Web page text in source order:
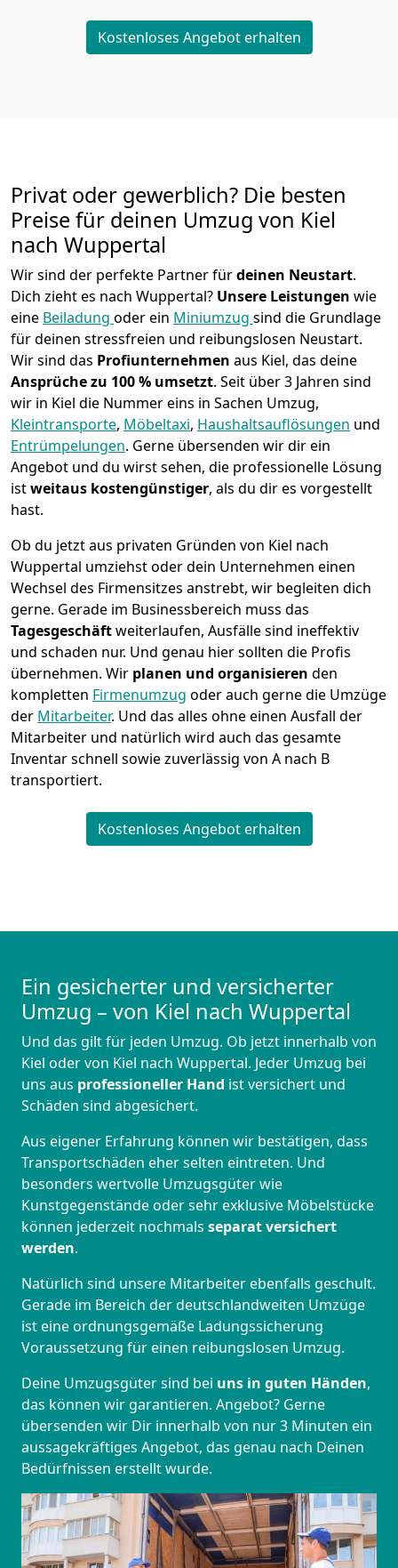
Kostenloses Angebot erhalten
Privat oder gewerblich? Die besten
Preise für deinen Umzug von Kiel
nach Wuppertal
Wir sind der perfekte Partner fürdeinen Neustart.
Dich zieht es nach Wuppertal? Unsere Leistungen wie
eine Beiladung oder ein Miniumzug sind die Grundlage
für deinen stressfreien und reibungslosen Neustart.
Wir sind das Profiunternehmen aus Kiel, das deine
Ansprüche zu 100 % umsetzt. Seit über 3 Jahren sind
wir in Kiel die Nummer eins in Sachen Umzug,
Kleintransporte, Möbeltaxi, Haushaltsauflösungen und
Entrümpelungen. Gerne übersenden wir dir ein
Angebot und du wirst sehen, die professionelle Lösung
istweitaus kostengünstiger, als du dir es vorgestellt
hast.
Ob du jetzt aus privaten Gründen von Kiel nach
Wuppertal umziehst oder dein Unternehmen einen
Wechsel des Firmensitzes anstrebt, wir begleiten dich
gerne. Gerade im Businessbereich muss das
Tagesgeschäftweiterlaufen, Ausfälle sind ineffektiv
und schaden nur. Und genau hier sollten die Profis
übernehmen. Wir planen und organisieren den
kompletten Firmenumzug oder auch gerne die Umzüge
der Mitarbeiter. Und das alles ohne einen Ausfall der
Mitarbeiter und natürlich wird auch das gesamte
Inventar schnell sowie zuverlässig von A nach B
transportiert.
Kostenloses Angebot erhalten
Ein gesicherter und versicherter
Umzug – von Kiel nach Wuppertal
Und das gilt für jeden Umzug. Ob jetzt innerhalb von
Kiel oder von Kiel nach Wuppertal. Jeder Umzug bei
uns aus professioneller Hand ist versichert und
Schäden sind abgesichert.
Aus eigener Erfahrung können wir bestätigen, dass
Transportschäden eher selten eintreten. Und
besonders wertvolle Umzugsgüter wie
Kunstgegenstände oder sehr exklusive Möbelstücke
können jederzeit nochmals separat versichert
werden.
Natürlich sind unsere Mitarbeiter ebenfalls geschult.
Gerade im Bereich der deutschlandweiten Umzüge
ist eine ordnungsgemäße Ladungssicherung
Voraussetzung für einen reibungslosen Umzug.
Deine Umzugsgüter sind bei uns in guten Händen,
das können wir garantieren. Angebot? Gerne
übersenden wir Dir innerhalb von nur 3 Minuten ein
aussagekräftiges Angebot, das genau nach Deinen
Bedürfnissen erstellt wurde.